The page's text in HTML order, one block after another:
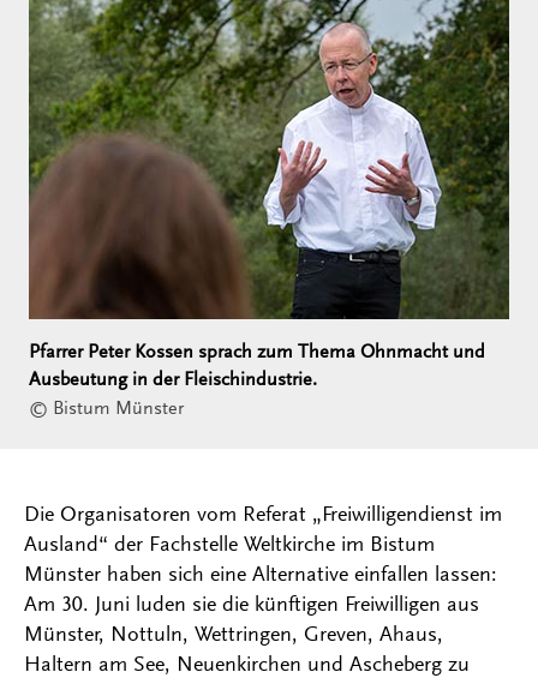
Pfarrer Peter Kossen sprach zum Thema Ohnmacht und
Ausbeutung in der Fleischindustrie.
© Bistum Münster
Die Organisatoren vom Referat „Freiwilligendienst im
Ausland“ der Fachstelle Weltkirche im Bistum
Münster haben sich eine Alternative einfallen lassen:
Am 30. Juni luden sie die künftigen Freiwilligen aus
Münster, Nottuln, Wettringen, Greven, Ahaus,
Haltern am See, Neuenkirchen und Ascheberg zu